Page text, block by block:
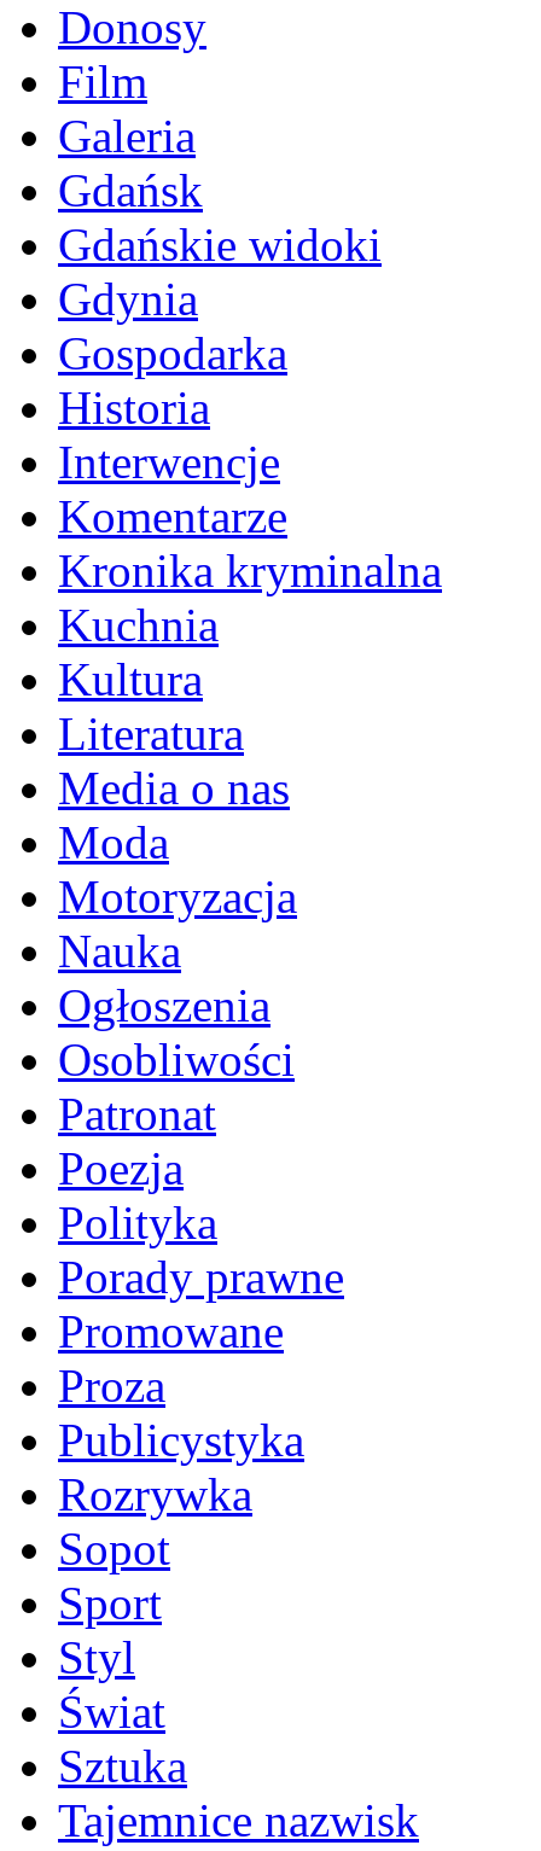
Donosy
Film
Galeria
Gdańsk
Gdańskie widoki
Gdynia
Gospodarka
Historia
Interwencje
Komentarze
Kronika kryminalna
Kuchnia
Kultura
Literatura
Media o nas
Moda
Motoryzacja
Nauka
Ogłoszenia
Osobliwości
Patronat
Poezja
Polityka
Porady prawne
Promowane
Proza
Publicystyka
Rozrywka
Sopot
Sport
Styl
Świat
Sztuka
Tajemnice nazwisk